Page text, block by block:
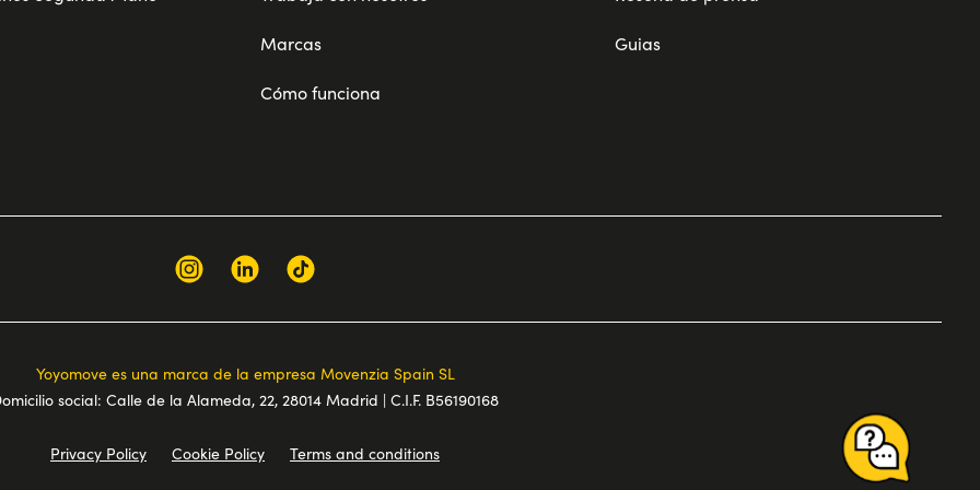
Marcas
Cómo funciona
Guias
Yoyomove es una marca de la empresa Movenzia Spain SL
social: Calle de la Alameda, 22, 28014 Madrid | C.I.F. B56190168
Privacy Policy Cookie Policy Terms and conditions